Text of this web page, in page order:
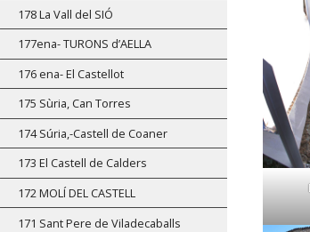
178 La Vall del SIÓ
177ena- TURONS d’AELLA
176 ena- El Castellot
175 Sùria, Can Torres
174 Súria,-Castell de Coaner
173 El Castell de Calders
172 MOLÍ DEL CASTELL
171 Sant Pere de Viladecaballs